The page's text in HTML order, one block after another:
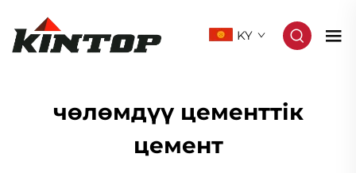
KY
чөлөмдүү цементтік
цемент